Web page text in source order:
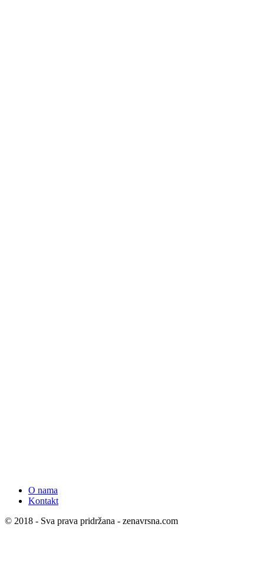
O nama
Kontakt
© 2018 - Sva prava pridržana - zenavrsna.com